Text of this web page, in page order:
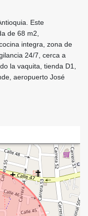
Este
de 68 m2,
integra, zona de
24/7, cerca a
la vaquita, tienda D1,
aeropuerto José